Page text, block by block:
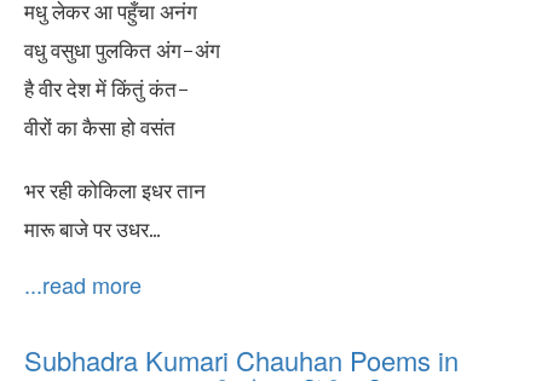
मधु लेकर आ पहुँचा अनंग
वधु वसुधा पुलकित अंग-अंग
है वीर देश में किंतुं कंत-
वीरों का कैसा हो वसंत
भर रही कोकिला इधर तान
मारू बाजे पर उधर...
...read more
Subhadra Kumari Chauhan Poems in